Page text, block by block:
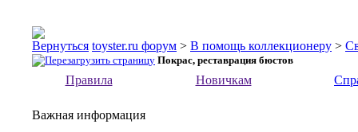
toyster.ru форум > В помощь коллекционеру >
Покрас, реставрация бюстов
Правила Новичкам
Важная информация